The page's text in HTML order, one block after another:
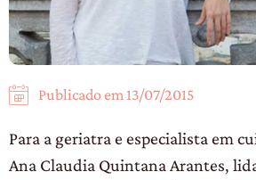
Publicado em 13/07/2015
Para a geriatra e especialista em
Ana Claudia Quintana Arantes,